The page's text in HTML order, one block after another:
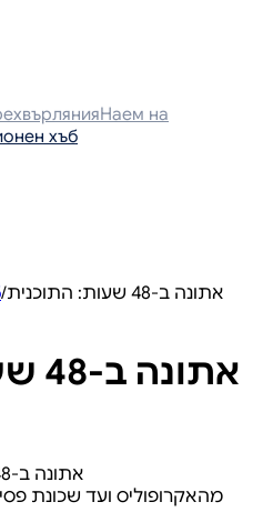
Наем на
хъб
/אתונה ב-48 שעות: התוכנית
מהאקרופוליס ועד שכונת